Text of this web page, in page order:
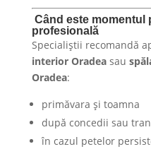
Când este momentul
profesională
Specialiștii recomandă
interior Oradeasau
Oradea:
primăvara și toamna
după concedii sau
în cazul petelor